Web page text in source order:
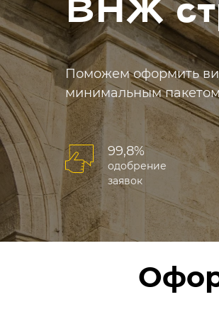
ВНЖ
Поможем оформить
минимальным
99,8%
одобрение
заявок